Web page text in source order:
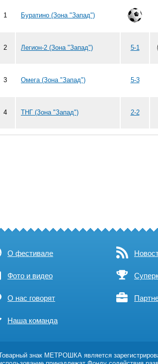
1 Буратино (Зона "Запад")
2 Легион-2 (Зона "Запад") 5-1
3 Омега (Зона "Запад") 5-3
4 ТНГ (Зона "Запад") 2-2
О фестивале
Фото и видео
О нас говорят
Наша команда
знак МЕТРОШКА является